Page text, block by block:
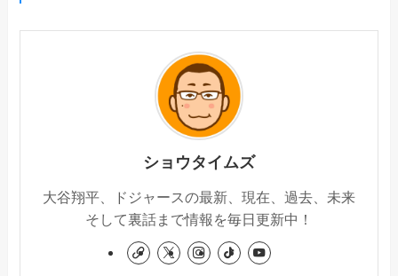
ショウタイムズ
大谷翔平、ドジャースの最新、現在、過去、未来
そして裏話まで情報を毎日更新中！